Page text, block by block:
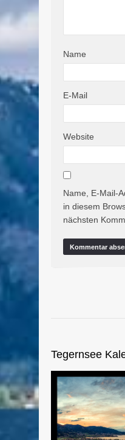
Name
E-Mail
Website
Name, E-Mail-
in diesem
nächsten
Tegernsee